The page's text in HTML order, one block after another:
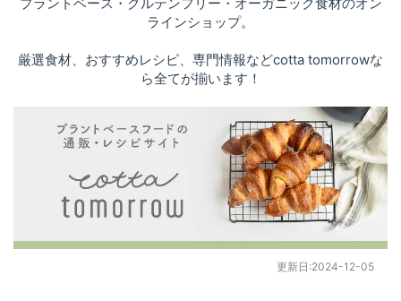
ラインショップ。
厳選食材、おすすめレシピ、専門情報などcotta tomorrowな
ら全てが揃います！
更新日:2024-12-05